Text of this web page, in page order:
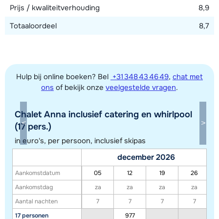
Toon alle accommodaties in dit gebied
Deze kaart geeft een indicatie van de ligging van onze accommodaties. De
exacte locatie kan enigszins afwijken.
Prijs / kwaliteitverhouding
8,9
Totaaloordeel
8,7
Hulp bij online boeken? Bel +31 348 43 46 49, chat met
ons of bekijk onze veelgestelde vragen.
Chalet Anna inclusief catering en whirlpool
(17 pers.)
in euro's, per persoon, inclusief skipas
Aankomstdatum
Aankomstdag
Aantal nachten
17 personen
december 2026
05 12 19
26
za
za za
za
7
7 7
7
977